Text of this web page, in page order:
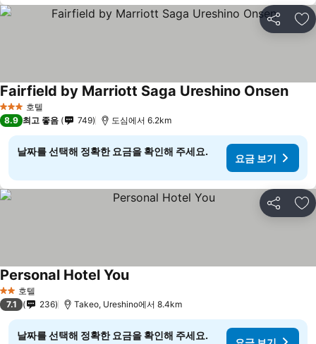
공유 즐
3 성급 호텔
Fairfield by Marriott Saga Ureshino Onsen
8.9 최고 좋음 749 도심에서 6.2km
날짜를 선택해 정확한 요금을 확인해 주세요.
요금 보기
공유 즐
2 성급호텔
Personal Hotel You
7.1 236 Takeo, Ureshino에서 8.4km
날짜를 선택해 정확한 요금을 확인해 주세요.